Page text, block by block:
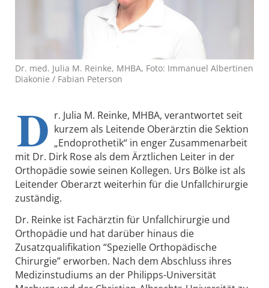
Dr. med. Julia M. Reinke, MHBA, Foto: Immanuel Albertinen
Diakonie / Fabian Peterson
D r. Julia M. Reinke, MHBA, verantwortet seit
kurzem als Leitende Oberärztin die Sektion
„Endoprothetik“ in enger Zusammenarbeit
mit Dr. Dirk Rose als dem Ärztlichen Leiter in der
Orthopädie sowie seinen Kollegen. Urs Bölke ist als
Leitender Oberarzt weiterhin für die Unfallchirurgie
zuständig.
Dr. Reinke ist Fachärztin für Unfallchirurgie und
Orthopädie und hat darüber hinaus die
Zusatzqualifikation “Spezielle Orthopädische
Chirurgie” erworben. Nach dem Abschluss ihres
Medizinstudiums an der Philipps-Universität